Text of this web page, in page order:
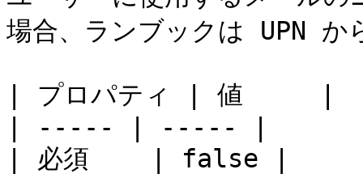
場合、ランブックは UPN か
| プロパティ | 値     |
| ----- | ----- |
| 必須    | false |